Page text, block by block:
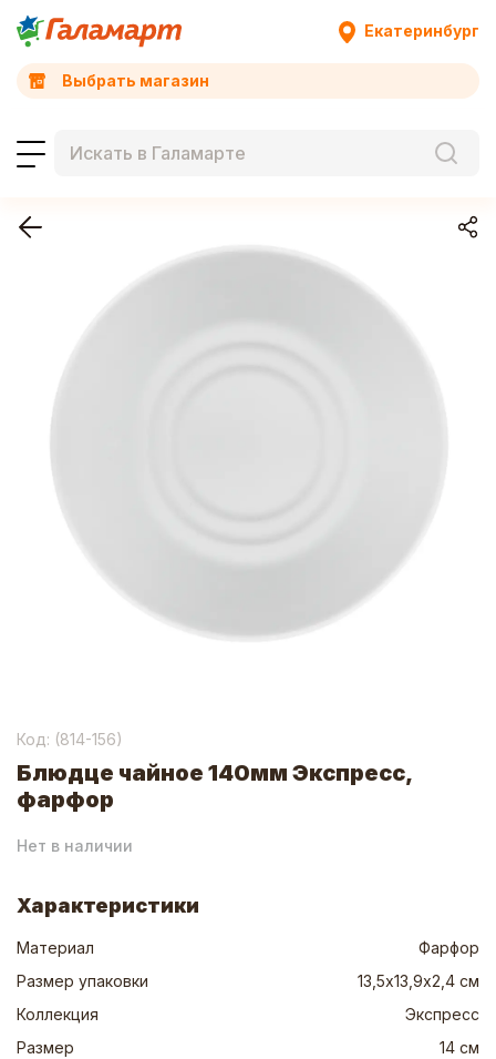
Екатеринбург
Выбрать магазин
Код: (814-156)
Блюдце чайное 140мм Экспресс,
фарфор
Нет в наличии
Характеристики
Материал
Фарфор
Размер упаковки
13,5х13,9х2,4 см
Коллекция
Экспресс
Размер
14 см